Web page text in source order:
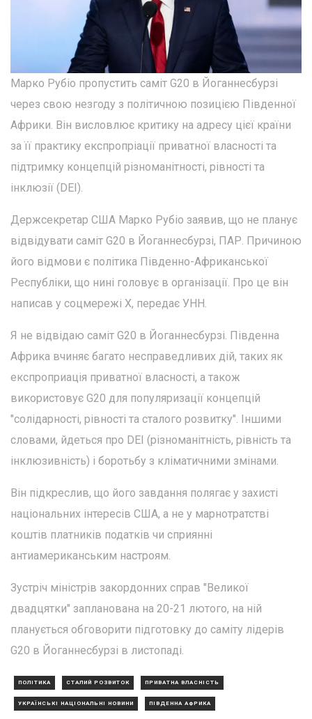
Марко Рубіо пропустить саміт G20 в Йоганнесбурзі
через свою незгоду з політичною позицією Південної
Африки. Він висловлює критику на адресу цієї країни
за її практику експропріації приватної власності та
підтримку концепцій різноманітності, рівності та
інклюзії (DEI).
Держсекретар США Марко Рубіо заявив, що не планує
відвідувати саміт G20 в Йоганнесбурзі, ПАР. Причиною
його відмови є політика Південно-Африканської
Республіки, що нині головує в організації. Про це він
написав у соцмережі Х, передає УНН.
Я не відвідаю саміт G20 в Йоганнесбурзі. Південна
Африка вчиняє багато несправедливих дій, таких як
експроприація приватної власності, а також
використовує G20 для популяризації концепцій
"солідарності, рівності та сталого розвитку". Іншими
словами, йдеться про DEI (різноманітність, рівність та
інклюзивність) і боротьбу з кліматичними змінами.
Він підкреслив, що його завдання полягає у захисті
національних інтересів США, а не у марнотратстві
коштів платників податків чи сприянні
антиамериканським настроям.
Зустріч міністрів закордонних справ "Великої
двадцятки" запланована на 20-21 лютого, на ній
планується обговорити підготовку до саміту лідерів
G20 в Йоганнесбурзі в листопаді.
ПОЛІТИКА СТАЛИЙ РОЗВИТОК ПРИВАТНА ВЛАСНІСТЬ
УКРАЇНСЬКІ НАЦІОНАЛЬНІ НОВИНИ ПІВДЕННА АФРИКА